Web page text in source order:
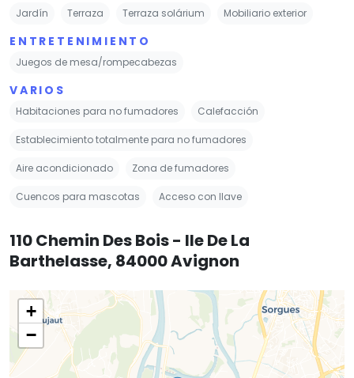
Jardín Terraza Terraza solárium Mobiliario exterior
ENTRETENIMIENTO
Juegos de mesa/rompecabezas
VARIOS
Habitaciones para no fumadores Calefacción
Establecimiento totalmente para no fumadores
Aire acondicionado Zona de fumadores
Cuencos para mascotas Acceso con llave
110 Chemin Des Bois - Ile De La
Barthelasse, 84000 Avignon
+
−